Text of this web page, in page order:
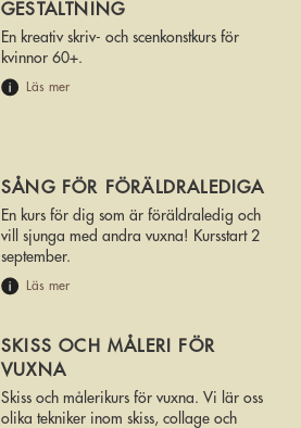
GESTALTNING
En kreativ skriv- och scenkonstkurs för
kvinnor 60+.
Läs mer
SÅNG FÖR FÖRÄLDRALEDIGA
En kurs för dig som är föräldraledig och
vill sjunga med andra vuxna! Kursstart 2
september.
Läs mer
SKISS OCH MÅLERI FÖR
VUXNA
Skiss och målerikurs för vuxna. Vi lär oss
olika tekniker inom skiss, collage och